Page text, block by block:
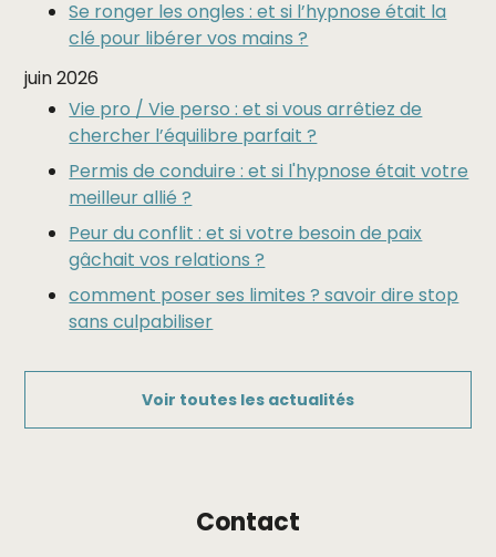
Se ronger les ongles : et si l’hypnose était la
clé pour libérer vos mains ?
juin 2026
Vie pro / Vie perso : et si vous arrêtiez de
chercher l’équilibre parfait ?
Permis de conduire : et si l'hypnose était votre
meilleur allié ?
Peur du conflit : et si votre besoin de paix
gâchait vos relations ?
comment poser ses limites ? savoir dire stop
sans culpabiliser
Voir toutes les actualités
Contact